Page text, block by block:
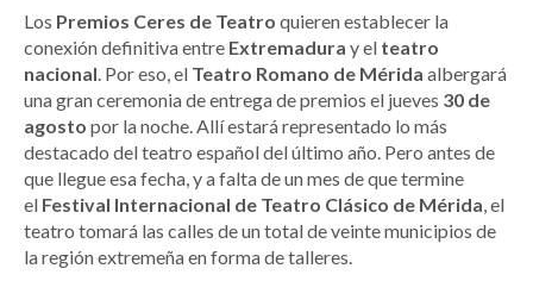
Los Premios Ceres de Teatro quieren establecer la
conexión definitiva entre Extremadura y el teatro
nacional. Por eso, el Teatro Romano de Mérida albergará
una gran ceremonia de entrega de premios el jueves 30 de
agosto por la noche. Allí estará representado lo más
destacado del teatro español del último año. Pero antes de
que llegue esa fecha, y a falta de un mes de que termine
el Festival Internacional de Teatro Clásico de Mérida, el
teatro tomará las calles de un total de veinte municipios de
la región extremeña en forma de talleres.